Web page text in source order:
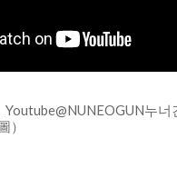
Youtube@NUNEOGUN누
）